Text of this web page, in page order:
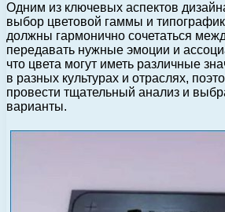
Одним из ключевых аспектов
выбор цветовой гаммы и
должны гармонично сочетаться
передавать нужные эмоции и
что цвета могут иметь различные
в разных культурах и отраслях,
провести тщательный анализ и
варианты.